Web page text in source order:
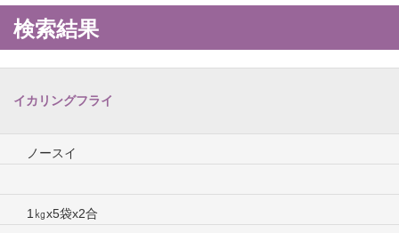
検索結果
イカリングフライ
ノースイ
1㎏x5袋x2合